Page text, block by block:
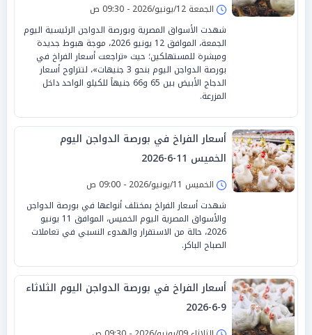
الجمعة 12/يونيو/2026 - 09:30 ص
شهدت الأسواق المصرية وبورصة الدواجن الرئيسية اليوم
الجمعة، الموافق 12 يونيو 2026، موجة هبوط جديدة
ومبشرة للمستهلكين؛ حيث «تراجعت أسعار الفراخ في
بورصة الدواجن اليوم بنحو 3 جنيهات»، لتتراوح أسعار
الدجاج الأبيض بين 65 و66 جنيهاً للكيلو الواحد داخل
المزرعة.
أسعار الفراخ في بورصة الدواجن اليوم
الخميس 11-6-2026
الخميس 11/يونيو/2026 - 09:00 ص
شهدت أسعار الفراخ بمختلف أنواعها في بورصة الدواجن
والأسواق المصرية اليوم الخميس، الموافق 11 يونيو
2026، حالة من الاستقرار والهدوء النسبي في تعاملات
الصباح الباكر.
أسعار الفراخ في بورصة الدواجن اليوم الثلاثاء
9-6-2026